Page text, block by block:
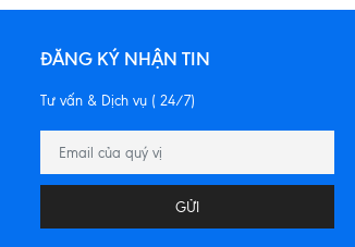
ĐĂNG KÝ NHẬN TIN
Tư vấn & Dịch vụ ( 24/7)
GỬI